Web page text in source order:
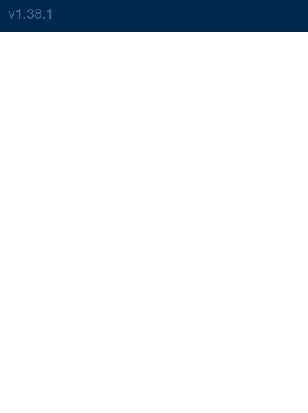
v1.38.1